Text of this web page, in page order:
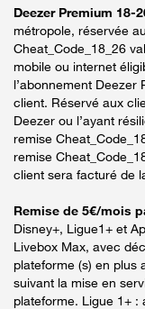
Deezer Premium 18-
métropole, réservée
Cheat_Code_18_26
mobile ou internet
l’abonnement Deezer
client. Réservé aux
Deezer ou l’ayant
remise
remise
client sera facturé de
Remise de 5€/mois
Disney+, Ligue1+ et
Livebox Max, avec
plateforme (s) en plus
suivant la mise en
plateforme. Ligue 1+ :